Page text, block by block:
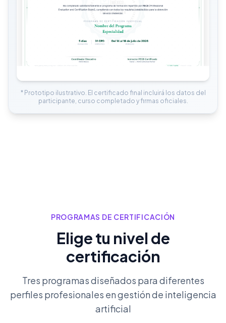
* Prototipo ilustrativo. El certificado final incluirá los datos del
participante, curso completado y firmas oficiales.
PROGRAMAS DE CERTIFICACIÓN
Elige tu nivel de
certificación
Tres programas diseñados para diferentes
perfiles profesionales en gestión de inteligencia
artificial